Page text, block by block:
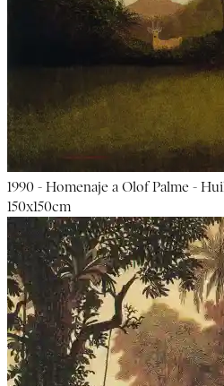
1990 - Homenaje a Olof Palme -
150x150cm